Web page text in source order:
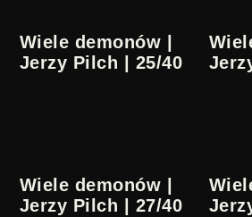
Wiele demonów |
Jerzy Pilch | 25/40
Wiele demonów |
Jerzy Pilch | 27/40